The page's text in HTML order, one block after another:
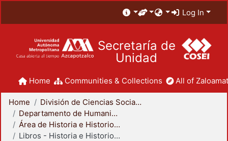
Log In
Secretaría de
Unidad
Home Communities & Collections All of
Home
División de Ciencias Sociales y Humanidades
Departamento de Humanidades
Área de Historia e Historiografía
Libros - Historia e Historiografía